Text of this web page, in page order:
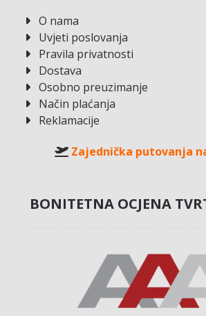
O nama
Uvjeti poslovanja
Pravila privatnosti
Dostava
Osobno preuzimanje
Način plaćanja
Reklamacije
Zajednička putovanja
BONITETNA OCJENA